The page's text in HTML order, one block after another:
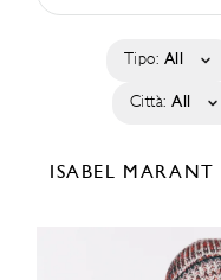
Tipo: All
Città: All
ISABEL MARANT